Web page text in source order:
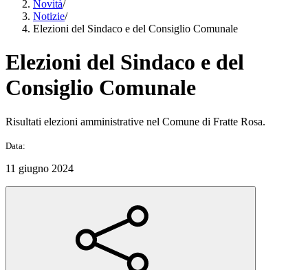
Novità/
Notizie/
Elezioni del Sindaco e del Consiglio Comunale
Elezioni del Sindaco e del
Consiglio Comunale
Risultati elezioni amministrative nel Comune di Fratte Rosa.
Data:
11 giugno 2024